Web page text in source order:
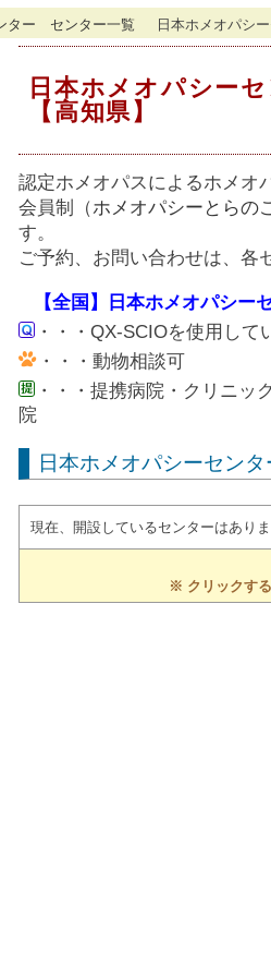
ター センター一覧 日本ホメオパシ
日本ホメオパシー
【高知県】
認定ホメオパスによるホメオ
会員制（ホメオパシーとらの
す。
ご予約、お問い合わせは、各
【全国】日本ホメオパシ
・・・QX-SCIOを使用して
・・・動物相談可
・・・提携病院・クリニッ
院
日本ホメオパシーセン
現在、開設しているセンターはあり
※ クリックす